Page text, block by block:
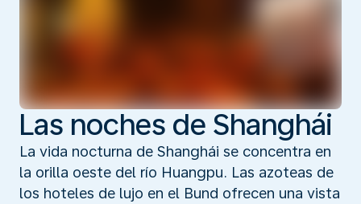
Las noches de Shanghái
La vida nocturna de Shanghái se concentra en
la orilla oeste del río Huangpu. Las azoteas de
los hoteles de lujo en el Bund ofrecen una vista